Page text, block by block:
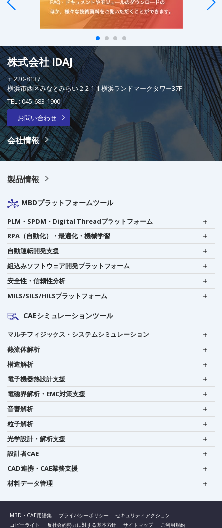
株式会社 IDAJ
〒220-8137
横浜市西区みなとみらい 2-2-1-1 横浜ランドマークタワー37F
TEL :045-683-1900
お問い合わせ
会社情報
製品情報
MBDプラットフォームツール
PLM・SPDM・Digital Threadプラットフォーム
RPA（自動化）・最適化・機械学習
自動運転開発支援
組込みソフトウェア開発プラットフォーム
安全性・信頼性分析
MILS/SILS/HILSプラットフォーム
CAEシミュレーションツール
マルチフィジックス・システムシミュレーション
熱流体解析
構造解析
電子機器熱設計支援
電磁界解析・EMC対策支援
音響解析
粒子解析
光学設計・解析支援
設計者CAE
CAD連携・CAE業務支援
材料データ管理
MBD・CAE用語集 プライバシーポリシー
セキュリティアクション
コピーライト
反社会的勢力に対する基本方針 サイトマップ ご利用規約